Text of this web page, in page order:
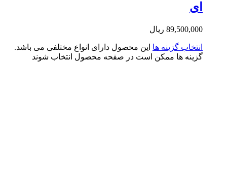
ریال
گزینه ها این محصول دارای انواع مختلفی می باشد.
ها ممکن است در صفحه محصول انتخاب شوند